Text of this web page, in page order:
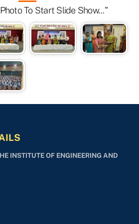
To Start Slide Show..."
INSTITUTE OF ENGINEERING AND